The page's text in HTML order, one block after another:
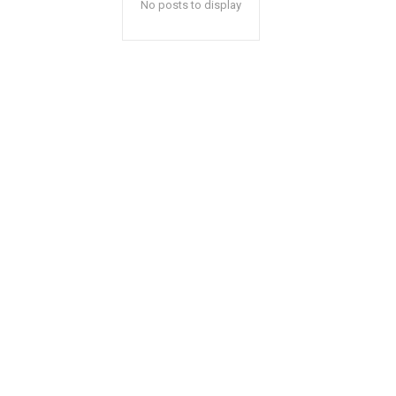
No posts to display